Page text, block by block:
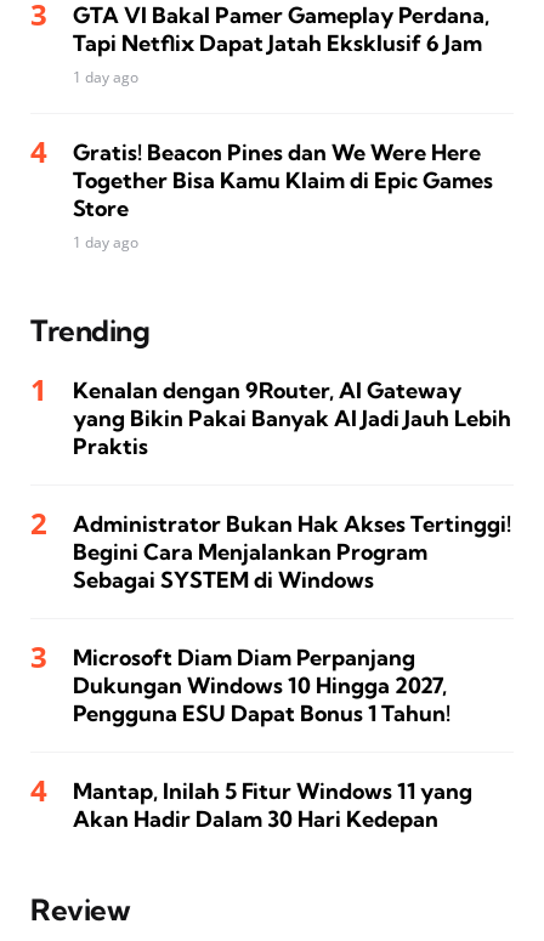
GTA VI Bakal Pamer Gameplay Perdana,
Tapi Netflix Dapat Jatah Eksklusif 6 Jam
1 day ago
Gratis! Beacon Pines dan We Were Here
Together Bisa Kamu Klaim di Epic Games
Store
1 day ago
Trending
Kenalan dengan 9Router, AI Gateway
yang Bikin Pakai Banyak AI Jadi Jauh Lebih
Praktis
Administrator Bukan Hak Akses Tertinggi!
Begini Cara Menjalankan Program
Sebagai SYSTEM di Windows
Microsoft Diam Diam Perpanjang
Dukungan Windows 10 Hingga 2027,
Pengguna ESU Dapat Bonus 1 Tahun!
Mantap, Inilah 5 Fitur Windows 11 yang
Akan Hadir Dalam 30 Hari Kedepan
Review